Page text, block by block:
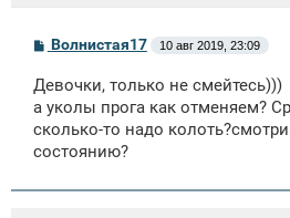
С
б
щ
е
н
и
Волнистая17 10 авг 2019, 23:09
Девочки, только не смейтесь)))
а уколы прога как отменяем?
сколько-то надо
состоянию?